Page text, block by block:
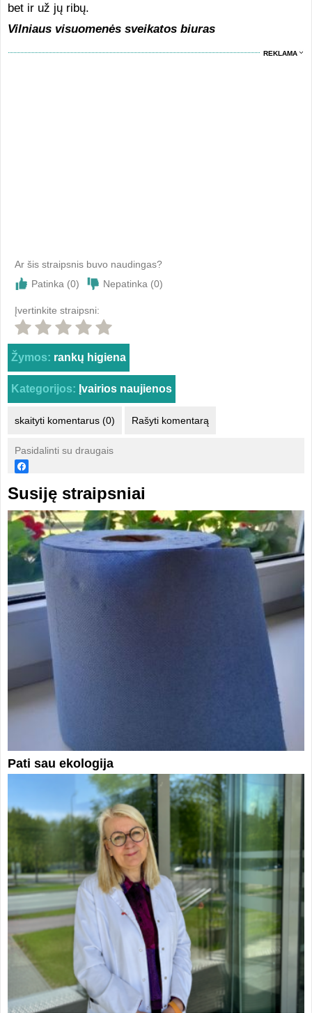
bet ir už jų ribų.
Vilniaus visuomenės sveikatos biuras
REKLAMA
Ar šis straipsnis buvo naudingas?
Patinka (0) Nepatinka (0)
Įvertinkite straipsni:
Žymos: rankų higiena
Kategorijos: Įvairios naujienos
skaityti komentarus (0) Rašyti komentarą
Pasidalinti su draugais
Susiję straipsniai
Pati sau ekologija